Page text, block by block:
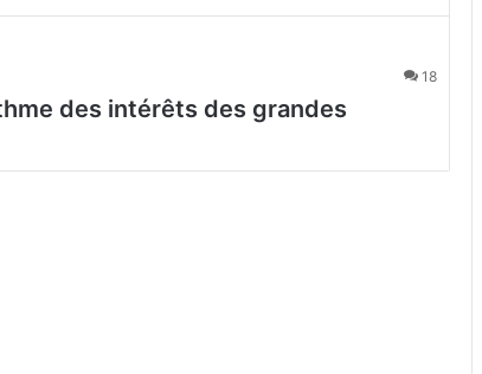
18
des intérêts des grandes